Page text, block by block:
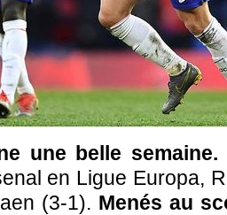
une belle semaine.
en Ligue Europa,
(3-1). Menés au